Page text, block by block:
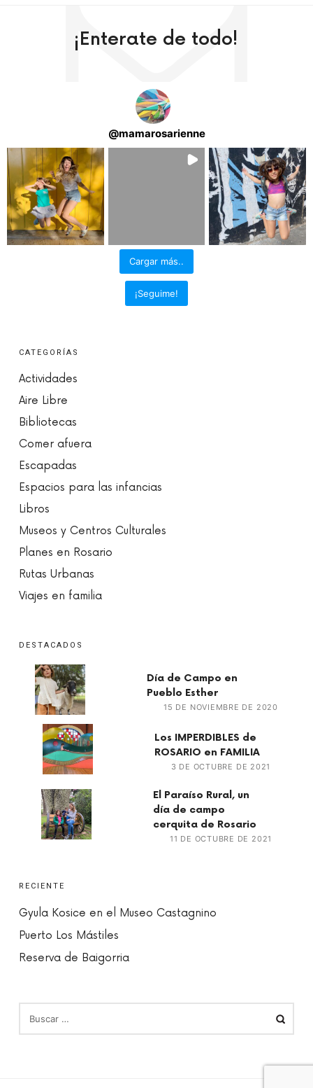
¡Enterate de todo!
@mamarosarienne
Cargar más..
¡Seguime!
CATEGORÍAS
Actividades
Aire Libre
Bibliotecas
Comer afuera
Escapadas
Espacios para las infancias
Libros
Museos y Centros Culturales
Planes en Rosario
Rutas Urbanas
Viajes en familia
DESTACADOS
Día de Campo en
Pueblo Esther
15 DE NOVIEMBRE DE 2020
Los IMPERDIBLES de
ROSARIO en FAMILIA
3 DE OCTUBRE DE 2021
El Paraíso Rural, un
día de campo
cerquita de Rosario
11 DE OCTUBRE DE 2021
RECIENTE
Gyula Kosice en el Museo Castagnino
Puerto Los Mástiles
Reserva de Baigorria